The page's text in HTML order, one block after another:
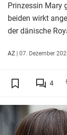
Prinzessin Mary
beiden wirkt
der dänische
AZ | 07. Dezember
4